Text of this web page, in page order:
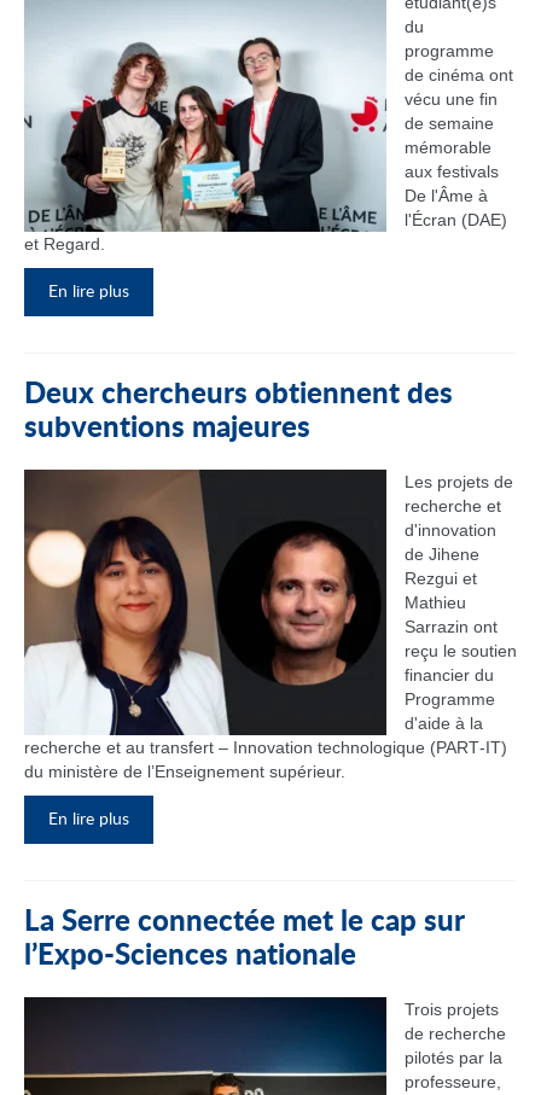
du
programme
de cinéma ont
vécu une fin
de semaine
mémorable
aux festivals
De l'Âme à
l'Écran (DAE)
et Regard.
En lire plus
Deux chercheurs obtiennent des
subventions majeures
Les projets de
recherche et
d'innovation
de Jihene
Rezgui et
Mathieu
Sarrazin ont
reçu le soutien
financier du
Programme
d'aide à la
recherche et au transfert – Innovation technologique (PART‑IT)
du ministère de l’Enseignement supérieur.
En lire plus
La Serre connectée met le cap sur
l’Expo-Sciences nationale
Trois projets
de recherche
pilotés par la
professeure,